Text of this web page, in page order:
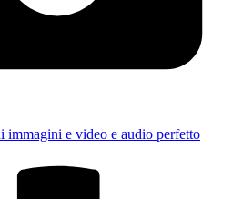
immagini e video e audio perfetto